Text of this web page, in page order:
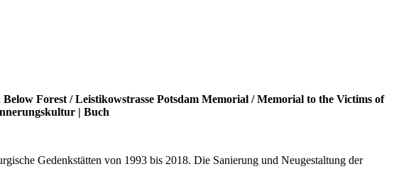
Forest /Leistikowstrasse Potsdam Memorial /Memorial to the Victims of
| Buch
Gedenkstätten von 1993 bis 2018. Die Sanierung und Neugestaltung der